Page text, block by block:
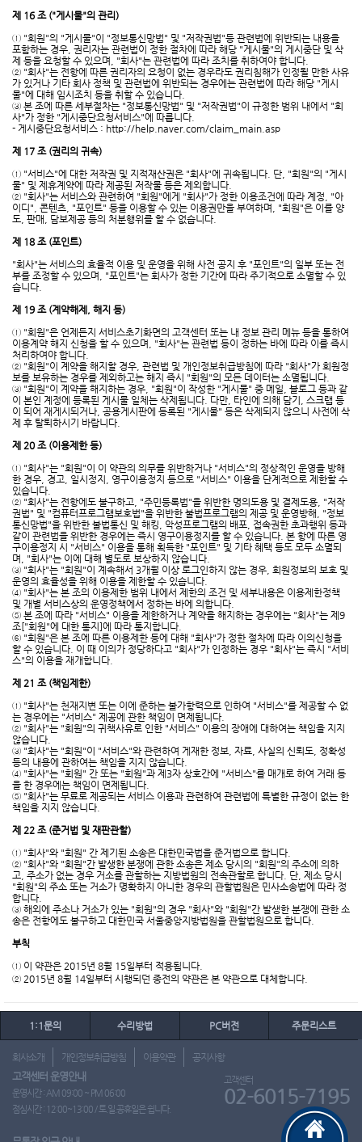
제 16 조 ("게시물"의 관리)
① "회원"의 "게시물"이 "정보통신망법" 및 "저작권법"등 관련법에 위반되는 내용을
포함하는 경우, 권리자는 관련법이 정한 절차에 따라 해당 "게시물"의 게시중단 및 삭
제 등을 요청할 수 있으며, "회사"는 관련법에 따라 조치를 취하여야 합니다.
② "회사"는 전항에 따른 권리자의 요청이 없는 경우라도 권리침해가 인정될 만한 사유
가 있거나 기타 회사 정책 및 관련법에 위반되는 경우에는 관련법에 따라 해당 "게시
물"에 대해 임시조치 등을 취할 수 있습니다.
③ 본 조에 따른 세부절차는 "정보통신망법" 및 "저작권법"이 규정한 범위 내에서 "회
사"가 정한 "게시중단요청서비스"에 따릅니다.
- 게시중단요청서비스 : http://help.naver.com/claim_main.asp
제 17 조 (권리의 귀속)
① "서비스"에 대한 저작권 및 지적재산권은 "회사"에 귀속됩니다. 단, "회원"의 "게시
물" 및 제휴계약에 따라 제공된 저작물 등은 제외합니다.
② "회사"는 서비스와 관련하여 "회원"에게 "회사"가 정한 이용조건에 따라 계정, "아
이디", 콘텐츠, "포인트" 등을 이용할 수 있는 이용권만을 부여하며, "회원"은 이를 양
도, 판매, 담보제공 등의 처분행위를 할 수 없습니다.
제 18 조 (포인트)
"회사"는 서비스의 효율적 이용 및 운영을 위해 사전 공지 후 "포인트"의 일부 또는 전
부를 조정할 수 있으며, "포인트"는 회사가 정한 기간에 따라 주기적으로 소멸할 수 있
습니다.
제 19 조 (계약해제, 해지 등)
① "회원"은 언제든지 서비스초기화면의 고객센터 또는 내 정보 관리 메뉴 등을 통하여
이용계약 해지 신청을 할 수 있으며, "회사"는 관련법 등이 정하는 바에 따라 이를 즉시
처리하여야 합니다.
② "회원"이 계약을 해지할 경우, 관련법 및 개인정보취급방침에 따라 "회사"가 회원정
보를 보유하는 경우를 제외하고는 해지 즉시 "회원"의 모든 데이터는 소멸됩니다.
③ "회원"이 계약을 해지하는 경우, "회원"이 작성한 "게시물" 중 메일, 블로그 등과 같
이 본인 계정에 등록된 게시물 일체는 삭제됩니다. 다만, 타인에 의해 담기, 스크랩 등
이 되어 재게시되거나, 공용게시판에 등록된 "게시물" 등은 삭제되지 않으니 사전에 삭
제 후 탈퇴하시기 바랍니다.
제 20 조 (이용제한 등)
① "회사"는 "회원"이 이 약관의 의무를 위반하거나 "서비스"의 정상적인 운영을 방해
한 경우, 경고, 일시정지, 영구이용정지 등으로 "서비스" 이용을 단계적으로 제한할 수
있습니다.
② "회사"는 전항에도 불구하고, "주민등록법"을 위반한 명의도용 및 결제도용, "저작
권법" 및 "컴퓨터프로그램보호법"을 위반한 불법프로그램의 제공 및 운영방해, "정보
통신망법"을 위반한 불법통신 및 해킹, 악성프로그램의 배포, 접속권한 초과행위 등과
같이 관련법을 위반한 경우에는 즉시 영구이용정지를 할 수 있습니다. 본 항에 따른 영
구이용정지 시 "서비스" 이용을 통해 획득한 "포인트" 및 기타 혜택 등도 모두 소멸되
며, "회사"는 이에 대해 별도로 보상하지 않습니다.
③ "회사"는 "회원"이 계속해서 3개월 이상 로그인하지 않는 경우, 회원정보의 보호 및
운영의 효율성을 위해 이용을 제한할 수 있습니다.
④ "회사"는 본 조의 이용제한 범위 내에서 제한의 조건 및 세부내용은 이용제한정책
및 개별 서비스상의 운영정책에서 정하는 바에 의합니다.
⑤ 본 조에 따라 "서비스" 이용을 제한하거나 계약을 해지하는 경우에는 "회사"는 제9
조["회원"에 대한 통지]에 따라 통지합니다.
⑥ "회원"은 본 조에 따른 이용제한 등에 대해 "회사"가 정한 절차에 따라 이의신청을
할 수 있습니다. 이 때 이의가 정당하다고 "회사"가 인정하는 경우 "회사"는 즉시 "서비
스"의 이용을 재개합니다.
제 21 조 (책임제한)
① "회사"는 천재지변 또는 이에 준하는 불가항력으로 인하여 "서비스"를 제공할 수 없
는 경우에는 "서비스" 제공에 관한 책임이 면제됩니다.
② "회사"는 "회원"의 귀책사유로 인한 "서비스" 이용의 장애에 대하여는 책임을 지지
않습니다.
③ "회사"는 "회원"이 "서비스"와 관련하여 게재한 정보, 자료, 사실의 신뢰도, 정확성
등의 내용에 관하여는 책임을 지지 않습니다.
④ "회사"는 "회원" 간 또는 "회원"과 제3자 상호간에 "서비스"를 매개로 하여 거래 등
을 한 경우에는 책임이 면제됩니다.
⑤ "회사"는 무료로 제공되는 서비스 이용과 관련하여 관련법에 특별한 규정이 없는 한
책임을 지지 않습니다.
제 22 조 (준거법 및 재판관할)
① "회사"와 "회원" 간 제기된 소송은 대한민국법을 준거법으로 합니다.
② "회사"와 "회원"간 발생한 분쟁에 관한 소송은 제소 당시의 "회원"의 주소에 의하
고, 주소가 없는 경우 거소를 관할하는 지방법원의 전속관할로 합니다. 단, 제소 당시
"회원"의 주소 또는 거소가 명확하지 아니한 경우의 관할법원은 민사소송법에 따라 정
합니다.
③ 해외에 주소나 거소가 있는 "회원"의 경우 "회사"와 "회원"간 발생한 분쟁에 관한 소
송은 전항에도 불구하고 대한민국 서울중앙지방법원을 관할법원으로 합니다.
부칙
① 이 약관은 2015년 8월 15일부터 적용됩니다.
② 2015년 8월 14일부터 시행되던 종전의 약관은 본 약관으로 대체합니다.
1:1문의 수리방법 PC버전 주문리스트
회사소개 개인정보취급방침 이용약관 공지사항
고객센터 운영안내
운영시간 : AM 09:00 ~ PM 06:00
점심시간 : 12:00~13:00 / 토.일.공휴일은 쉽니다.
고객센터
02-6015-7195